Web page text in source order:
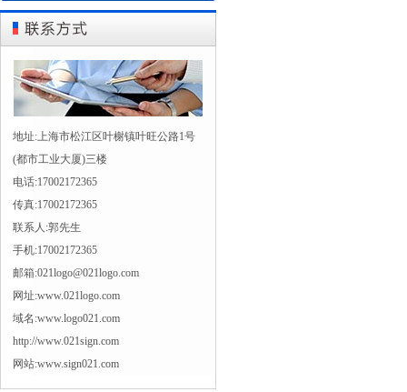
地址:上海市松江区叶榭镇叶旺公路1号
(都市工业大厦)三楼
电话:17002172365
传真:17002172365
联系人:郭先生
手机:17002172365
邮箱:021logo@021logo.com
网址:www.021logo.com
域名:www.logo021.com
http://www.021sign.com
网站:www.sign021.com